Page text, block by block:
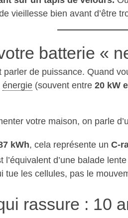
vieillesse bien avant d’être
batterie «
de puissance. Quand
énergie (souvent entre 20 kW
votre maison, on parle
kWh, cela représente un C-
l’équivalent d’une balade
tue les cellules, pas le
rassure : 10